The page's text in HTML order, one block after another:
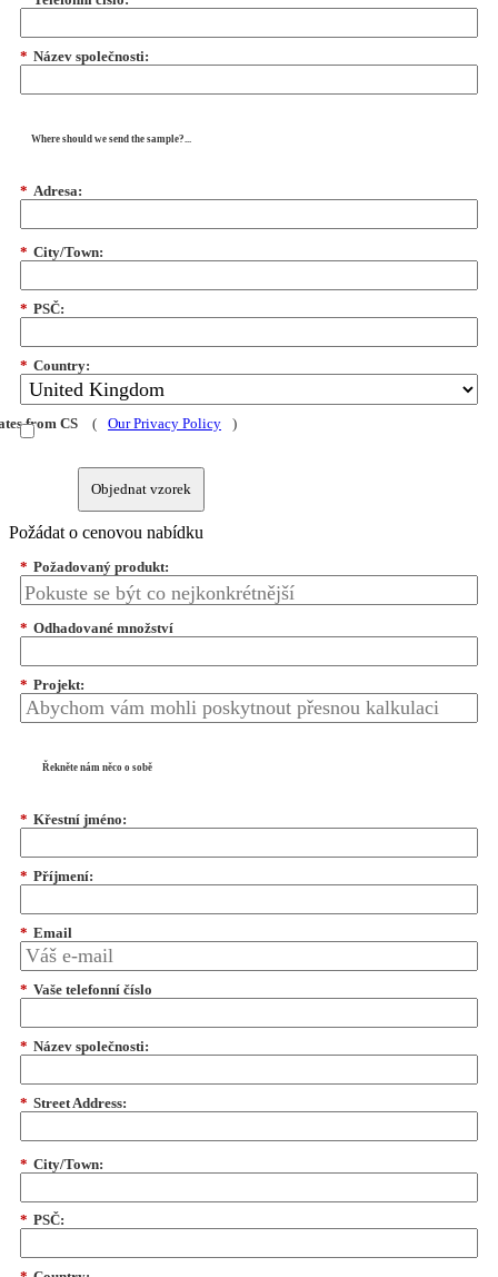
* Název společnosti:
Where should we send the sample?...
* Adresa:
* City/Town:
* PSČ:
* Country:
from CS ( Our Privacy Policy )
Objednat vzorek
Požádat o cenovou nabídku
* Požadovaný produkt:
* Odhadované množství
* Projekt:
Řekněte nám něco o sobě
* Křestní jméno:
* Příjmení:
* Email
* Vaše telefonní číslo
* Název společnosti:
* Street Address:
* City/Town:
* PSČ: